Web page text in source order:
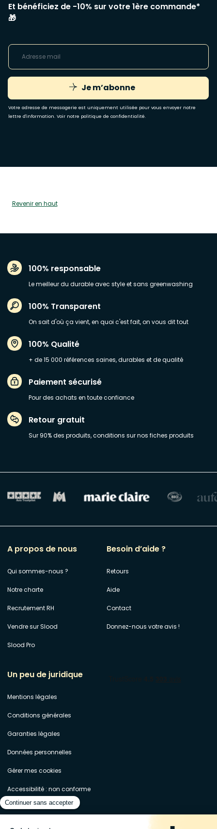
Et bénéficiez de -10% sur votre 1ère commande*
🎁
Je m’abonne
Votre adresse de messagerie est uniquement utilisée pour vous envoyer notre
lettre d'information. Voir notre politique de confidentialité
Revenir en haut
100% responsable
Le meilleur du durable avec style et sans greenwashing
100% Transparent
On sait d'où ça vient, en quoi c'est fait, on vous dit tout
100% Qualité
+ de 15 000 références saines, durables et de qualité
Paiement sécurisé
Pour des achats en toute confiance
Retour gratuit
Sur 90% des produits, conditions sur nos fiches produits
A propos de nous
Qui sommes-nous ?
Notre charte
Recrutement RH
Vendre sur Slood
Slood Pro
Besoin d’aide ?
Retours
Aide
Contact
Donnez-nous votre avis !
Un peu de juridique
Mentions légales
Conditions générales
Garanties légales
Données personnelles
Gérer mes cookies
Accessibilité : non conforme